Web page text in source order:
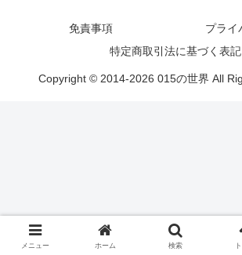
免責事項
プライ
特定商取引法に基づく表記
Copyright © 2014-2026 015の世界 All
メニュー ホーム 検索